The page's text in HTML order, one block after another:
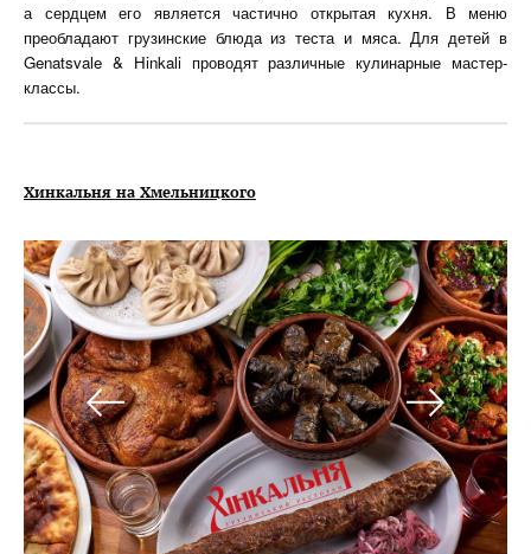
а сердцем его является частично открытая кухня. В меню
преобладают грузинские блюда из теста и мяса. Для детей в
Genatsvale & Hinkali проводят различные кулинарные мастер-
классы.
Хинкальня на Хмельницкого